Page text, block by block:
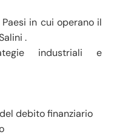
in cui operano il
.
industriali e
debito finanziario